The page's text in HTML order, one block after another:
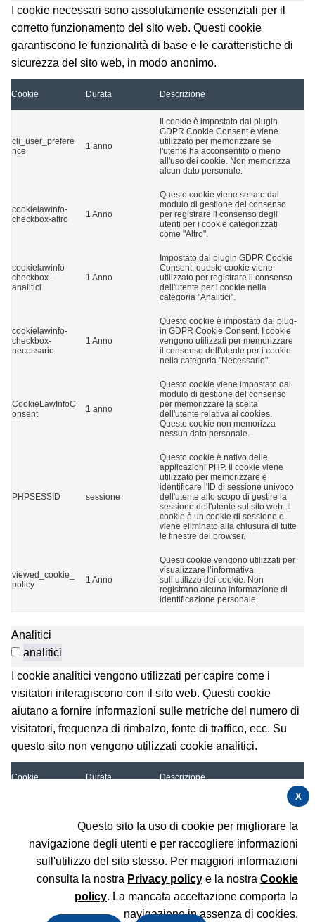
X
Questo sito fa uso di cookie per migliorare la
navigazione degli utenti e per raccogliere informazioni
sull'utilizzo del sito stesso. Per maggiori informazioni
consulta la nostra Privacy policy e la nostra Cookie
policy. La mancata accettazione comporta la
navigazione in assenza di cookies.
I cookie necessari sono assolutamente essenziali per il
corretto funzionamento del sito web. Questi cookie
garantiscono le funzionalità di base e le caratteristiche di
sicurezza del sito web, in modo anonimo.
Cookie Durata Descrizione
cli_user_prefere
nce
1 anno
Il cookie è impostato dal plugin
GDPR Cookie Consent e viene
utilizzato per memorizzare se
l'utente ha acconsentito o meno
all'uso dei cookie. Non memorizza
alcun dato personale.
cookielawinfo-
checkbox-altro
1 Anno
Questo cookie viene settato dal
modulo di gestione del consenso
per registrare il consenso degli
utenti per i cookie categorizzati
come "Altro".
cookielawinfo-
checkbox-
analitici
1 Anno
Impostato dal plugin GDPR Cookie
Consent, questo cookie viene
utilizzato per registrare il consenso
dell'utente per i cookie nella
categoria "Analitici".
cookielawinfo-
checkbox-
necessario
1 Anno
Questo cookie è impostato dal plug-
in GDPR Cookie Consent. I cookie
vengono utilizzati per memorizzare
il consenso dell'utente per i cookie
nella categoria "Necessario".
CookieLawInfoC
onsent
1 anno
Questo cookie viene impostato dal
modulo di gestione del consenso
per memorizzare la scelta
dell'utente relativa ai cookies.
Questo cookie non memorizza
nessun dato personale.
PHPSESSID sessione
Questo cookie è nativo delle
applicazioni PHP. Il cookie viene
utilizzato per memorizzare e
identificare l'ID di sessione univoco
dell'utente allo scopo di gestire la
sessione dell'utente sul sito web. Il
cookie è un cookie di sessione e
viene eliminato alla chiusura di tutte
le finestre del browser.
viewed_cookie_
policy
1 Anno
Questi cookie vengono utilizzati per
visualizzare l’informativa
sull’utilizzo dei cookie. Non
registrano alcuna informazione di
identificazione personale.
Analitici
analitici
I cookie analitici vengono utilizzati per capire come i
visitatori interagiscono con il sito web. Questi cookie
aiutano a fornire informazioni sulle metriche del numero di
visitatori, frequenza di rimbalzo, fonte di traffico, ecc. Su
questo sito non vengono utilizzati cookie analitici.
Cookie Durata Descrizione
visitatore univoco
_pk_ref 6 Mesi
Utilizzato per memorizzare le
informazioni di attribuzione, il
referrer utilizzato inizialmente per
visitare il sito web
23Ov.1efe
Cookie di breve durata utilizzati per
memorizzare temporaneamente i